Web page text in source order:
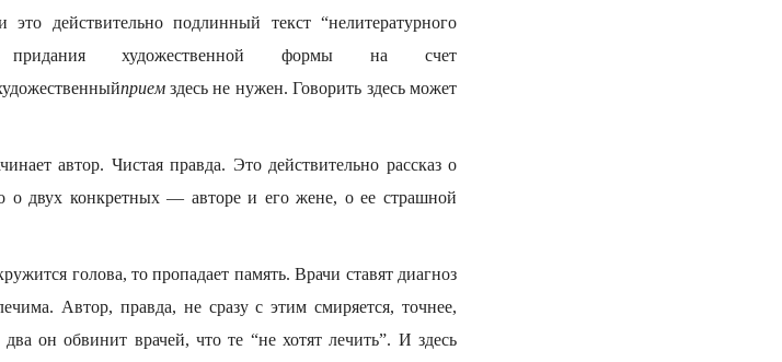
действительно подлинный текст “нелитературного
художественной формы на счет
приемздесь не нужен. Говорить здесь может
автор. Чистая правда. Это действительно рассказ о
о двух конкретных — авторе и его жене, о ее страшной
голова, то пропадает память. Врачи ставят диагноз
Автор, правда, не сразу с этим смиряется, точнее,
он обвинит врачей, что те “не хотят лечить”. И здесь